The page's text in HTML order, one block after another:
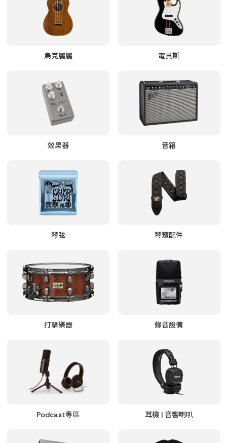
烏克麗麗 電貝斯
效果器 音箱
琴弦 琴類配件
打擊樂器 錄音設備
Podcast專區 耳機 | 音響喇叭